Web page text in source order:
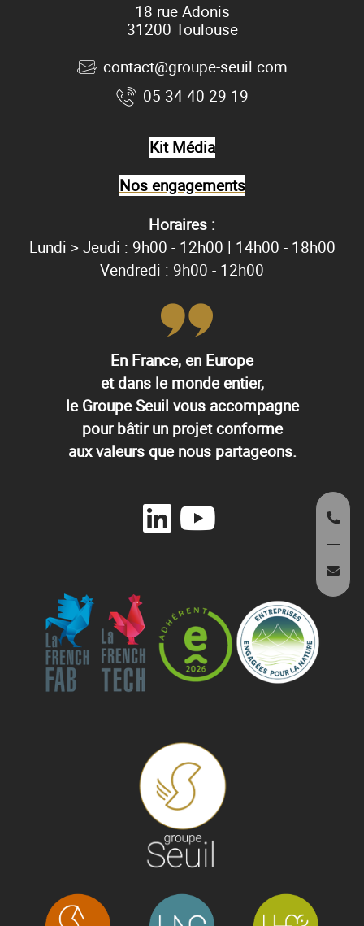
18 rue Adonis
31200 Toulouse
contact@groupe-seuil.com
05 34 40 29 19
Kit Média
Nos engagements
Horaires :
Lundi > Jeudi : 9h00 - 12h00 | 14h00 - 18h00
Vendredi : 9h00 - 12h00
En France, en Europe
et dans le monde entier,
le Groupe Seuil vous accompagne
pour bâtir un projet conforme
aux valeurs que nous partageons.